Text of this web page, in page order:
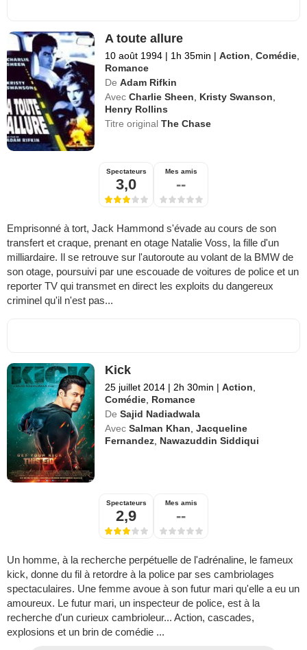
A toute allure
10 août 1994 | 1h 35min | Action,Comédie,
Romance
De Adam Rifkin
Avec Charlie Sheen, Kristy Swanson,
Henry Rollins
Titre originalThe Chase
Spectateurs
3,0
Mes amis
--
Emprisonné à tort, Jack Hammond s'évade au cours de son
transfert et craque, prenant en otage Natalie Voss, la fille d'un
milliardaire. Il se retrouve sur l'autoroute au volant de la BMW de
son otage, poursuivi par une escouade de voitures de police et un
reporter TV qui transmet en direct les exploits du dangereux
criminel qu'il n'est pas...
Kick
25 juillet 2014 | 2h 30min | Action,
Comédie, Romance
De Sajid Nadiadwala
Avec Salman Khan,Jacqueline
Fernandez, Nawazuddin Siddiqui
Spectateurs
2,9
Mes amis
--
Un homme, à la recherche perpétuelle de l'adrénaline, le fameux
kick, donne du fil à retordre à la police par ses cambriolages
spectaculaires. Une femme avoue à son futur mari qu'elle a eu un
amoureux. Le futur mari, un inspecteur de police, est à la
recherche d'un curieux cambrioleur... Action, cascades,
explosions et un brin de comédie ...